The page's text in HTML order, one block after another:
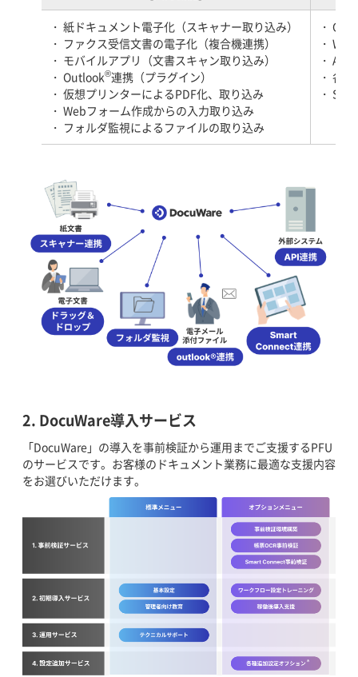
紙ドキュメント電子化（スキャナー取り込み）
ファクス受信文書の電子化（複合機連携）
モバイルアプリ（文書スキャン取り込み）
Outlook®連携（プラグイン）
仮想プリンターによるPDF化、取り込み
Webフォーム作成からの入力取り込み
フォルダ監視によるファイルの取り込み
CSV
AD/
各種
2. DocuWare導入サービス
「DocuWare」の導入を事前検証から運用までご支援するPFU
のサービスです。お客様のドキュメント業務に最適な支援内容
をお選びいただけます。